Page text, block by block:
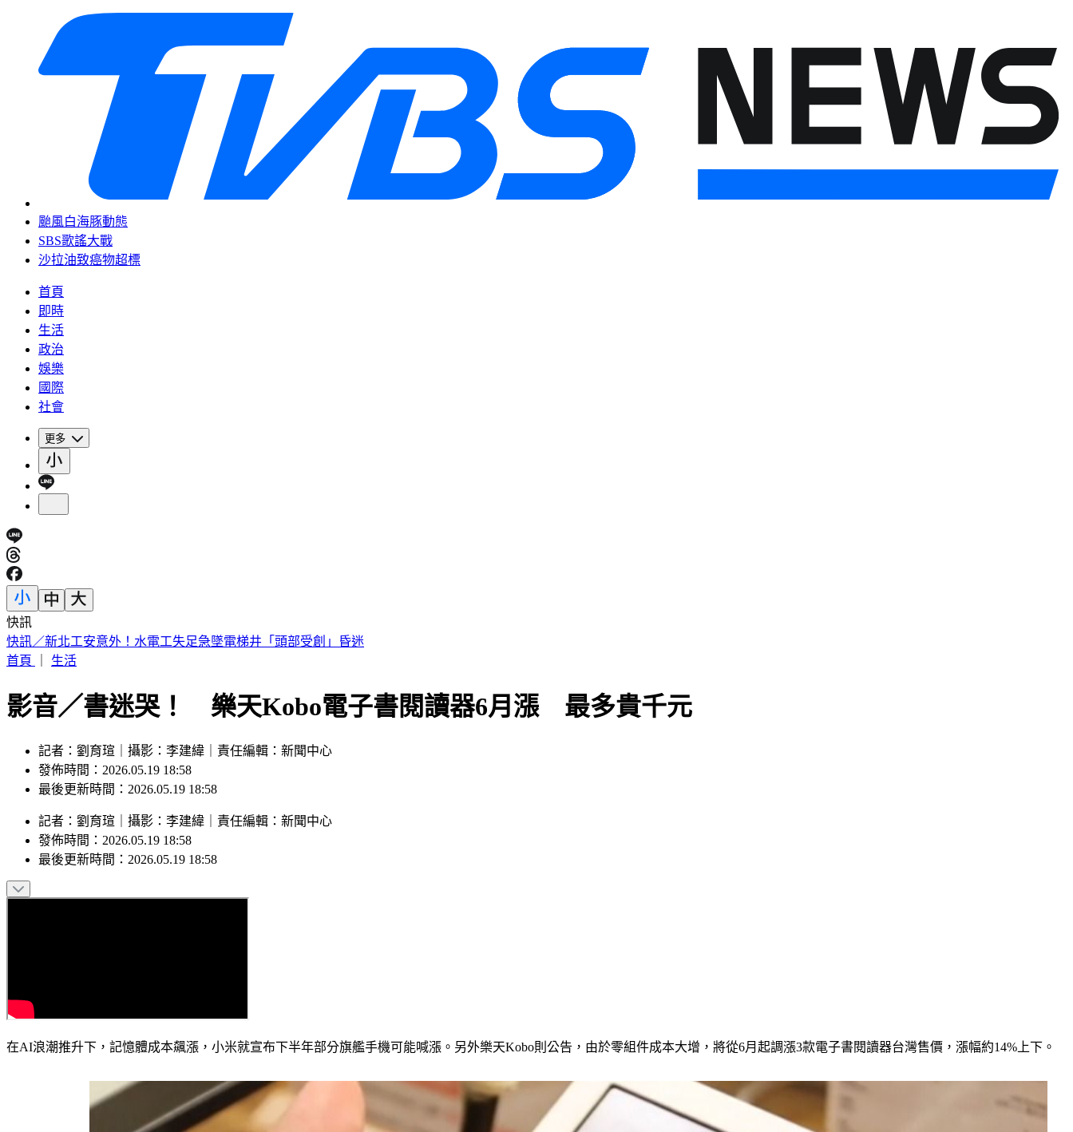
颱風白海豚動態
SBS歌謠大戰
沙拉油致癌物超標
首頁
即時
生活
政治
娛樂
國際
社會
更多
快訊
《夏日活動》航海王首度降臨花蓮鯉魚潭FUN暑假活動
首頁
生活
影音／書迷哭！ 樂天Kobo電子書閱讀器6月漲 最多貴千元
記者：劉育瑄｜攝影：李建緯｜責任編輯：新聞中心
發佈時間：2026.05.19 18:58
最後更新時間：2026.05.19 18:58
記者 ： 劉育瑄 攝影 ： 李建緯 責任編輯 ： 新聞中心
發佈時間： 2026.05.19 18:58
最後更新時間： 2026.05.19 18:58
在AI浪潮推升下，記憶體成本飆漲，小米就宣布下半年部分旗艦手機可能喊漲。另外樂天Kobo則公告，由於零組件成本大增，將從6月起調漲3款電子書閱讀器台灣售價，漲幅約14%上下。